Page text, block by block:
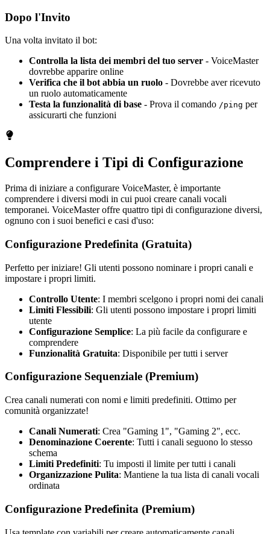
Dopo l'Invito
Una volta invitato il bot:
Controlla la lista dei membri del tuo server - VoiceMaster
dovrebbe apparire online
Verifica che il bot abbia un ruolo - Dovrebbe aver ricevuto
un ruolo automaticamente
Testa la funzionalità di base - Prova il comando /ping per
assicurarti che funzioni
Comprendere i Tipi di Configurazione
Prima di iniziare a configurare VoiceMaster, è importante
comprendere i diversi modi in cui puoi creare canali vocali
temporanei. VoiceMaster offre quattro tipi di configurazione diversi,
ognuno con i suoi benefici e casi d'uso:
Configurazione Predefinita (Gratuita)
Perfetto per iniziare! Gli utenti possono nominare i propri canali e
impostare i propri limiti.
Controllo Utente: I membri scelgono i propri nomi dei canali
Limiti Flessibili: Gli utenti possono impostare i propri limiti
utente
Configurazione Semplice: La più facile da configurare e
comprendere
Funzionalità Gratuita: Disponibile per tutti i server
Configurazione Sequenziale (Premium)
Crea canali numerati con nomi e limiti predefiniti. Ottimo per
comunità organizzate!
Canali Numerati: Crea "Gaming 1", "Gaming 2", ecc.
Denominazione Coerente: Tutti i canali seguono lo stesso
schema
Limiti Predefiniti: Tu imposti il limite per tutti i canali
Organizzazione Pulita: Mantiene la tua lista di canali vocali
ordinata
Configurazione Predefinita (Premium)